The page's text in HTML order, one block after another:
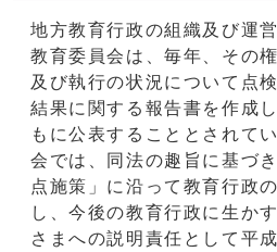
地方教育行政の組織及び運
教育委員会は、毎年、その
及び執行の状況について点
結果に関する報告書を作成
もに公表することとされて
会では、同法の趣旨に基づ
点施策」に沿って教育行政
し、今後の教育行政に生か
さまへの説明責任として平